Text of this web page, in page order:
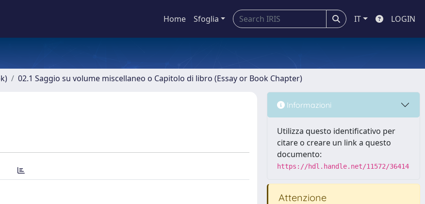
Home Sfoglia IT LOGIN
02.1 Saggio su volume miscellaneo o Capitolo di libro (Essay or Book Chapter)
Informazioni
Utilizza questo identificativo per
citare o creare un link a questo
documento:
https://hdl.handle.net/11572/36414
Attenzione